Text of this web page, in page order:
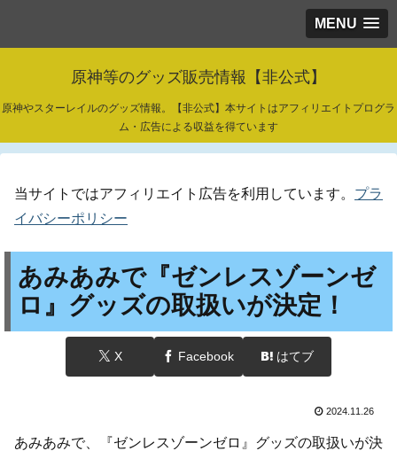
MENU
原神等のグッズ販売情報【非公式】
原神やスターレイルのグッズ情報。【非公式】本サイトはアフィリエイトプログラ
ム・広告による収益を得ています
当サイトではアフィリエイト広告を利用しています。 プラ
イバシーポリシー
あみあみで『ゼンレスゾーンゼ
ロ』グッズの取扱いが決定！
X Facebook はてブ
2024.11.26
あみあみで、『ゼンレスゾーンゼロ』グッズの取扱いが決